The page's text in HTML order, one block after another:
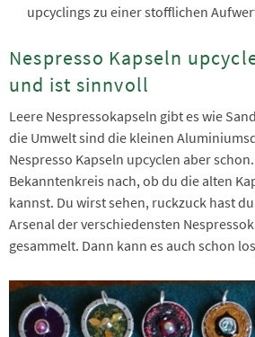
upcyclings zu einer stofflichen
Nespresso Kapseln
und ist sinnvoll
Leere Nespressokapseln gibt es wie
die Umwelt sind die kleinen
Nespresso Kapseln upcyclen aber
Bekanntenkreis nach, ob du die alten
kannst. Du wirst sehen, ruckzuck hast
Arsenal der verschiedensten
gesammelt. Dann kann es auch schon